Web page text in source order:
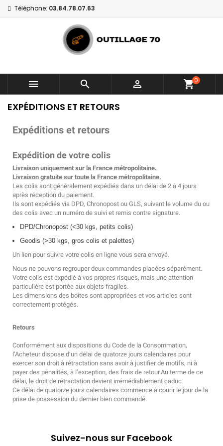
Téléphone: 03.84.78.07.63
   shopping_cart0
EXPÉDITIONS ET RETOURS
Expéditions et retours
Expédition de votre colis
Livraison uniquement sur la France métropolitaine.
Livraison gratuite sur toute la France métropolitaine.
Les colis sont généralement expédiés dans un délai de 2 à 4 jours
après réception du paiement.
Ils sont expédiés via DPD, Chronopost ou GLS, suivant le volume du ou
des colis avec un numéro de suivi et remis contre signature.
DPD/Chronopost (<30 kgs, petits colis)
Geodis (>30 kgs, gros colis et palettes)
Un lien pour suivre votre colis en ligne vous sera envoyé.
Nous ne pouvons regrouper deux commandes placées séparément.
Votre colis est expédié à vos propres risques, mais une attention
particulière est portée aux objets fragiles.
Les dimensions des boîtes sont appropriées et vos articles sont
correctement protégés.
Retours
Conformément aux dispositions du Code de la Consommation,
l’Acheteur dispose d’un délai de quatorze jours calendaires pour
exercer son droit à rétractation sans avoir à justifier de motifs, ni à
payer des pénalités, à l’exception, des frais de retour.Au terme de ce
délai, le droit de rétractation devient irrémédiablement caduc.
Ce délai de quatorze jours calendaires commence à courir le jour de la
prise de possession du dernier bien commandé.
Suivez-nous sur Facebook